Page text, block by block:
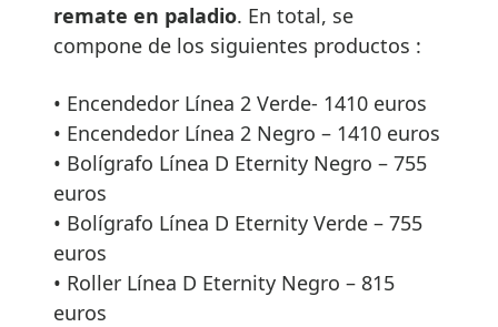
remate en paladio. En total, se
compone de los siguientes productos :
• Encendedor Línea 2 Verde- 1410 euros
• Encendedor Línea 2 Negro – 1410 euros
• Bolígrafo Línea D Eternity Negro – 755
euros
• Bolígrafo Línea D Eternity Verde – 755
euros
• Roller Línea D Eternity Negro – 815
euros